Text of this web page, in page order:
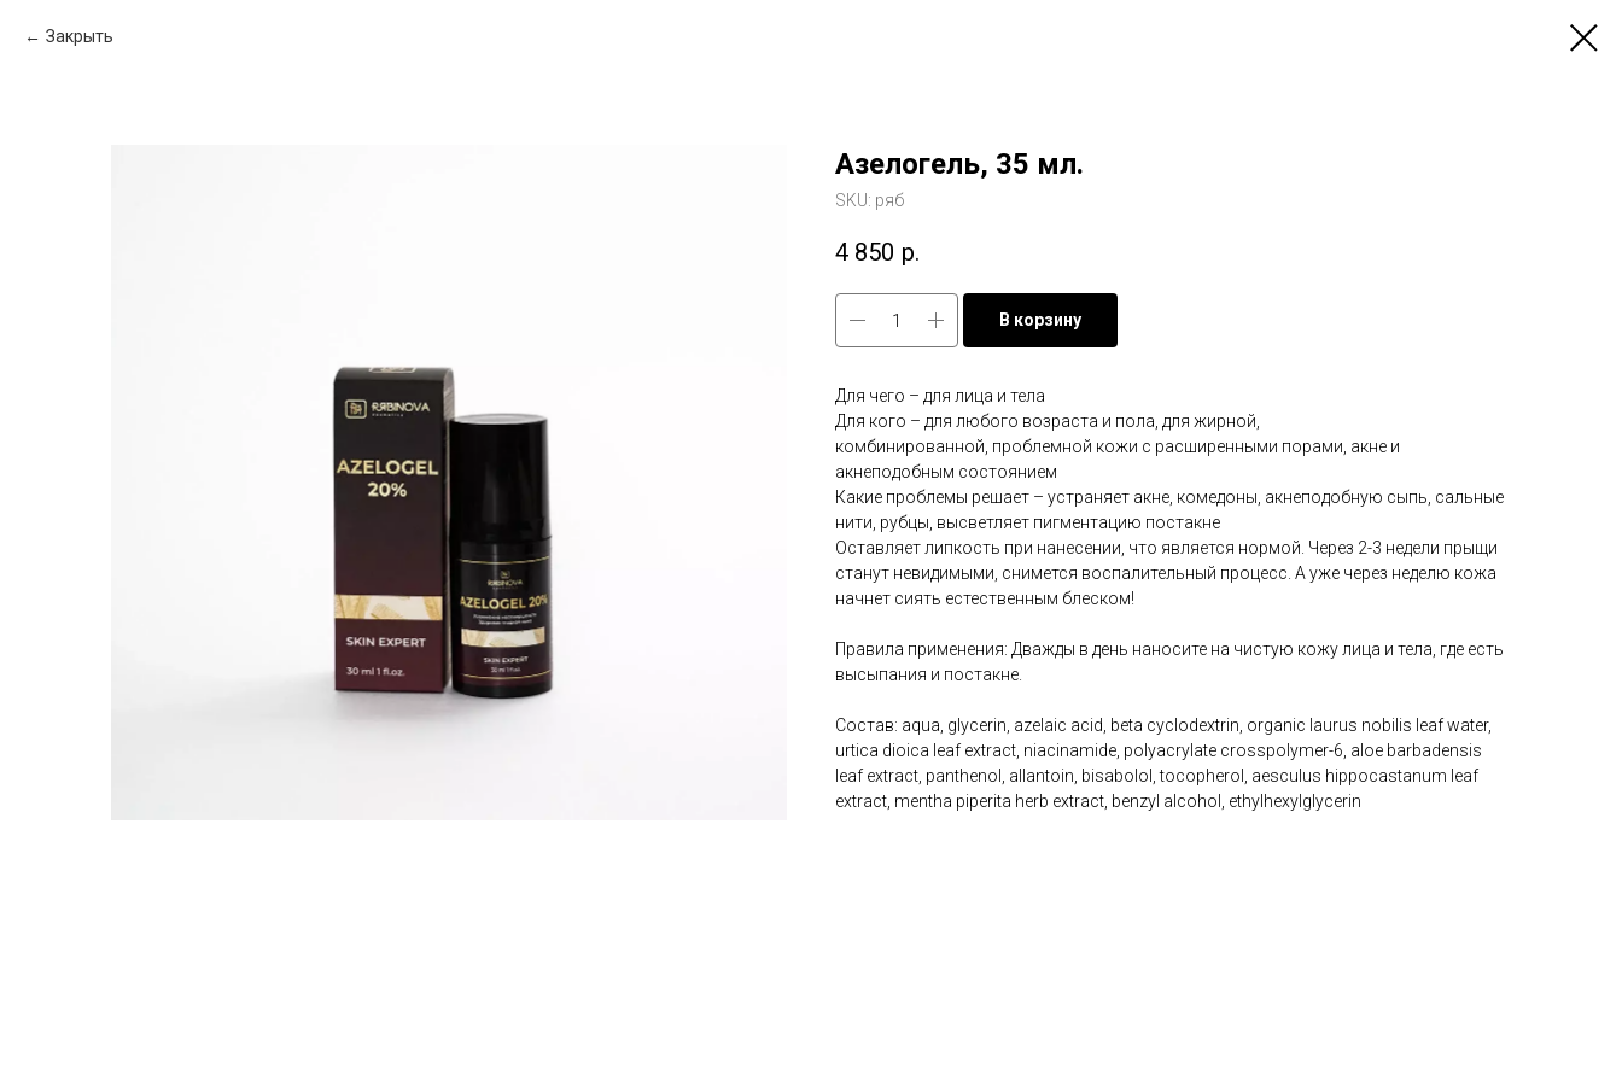
Закрыть
Азелогель, 35 мл.
SKU: ряб
4 850 р.
В корзину
Для чего – для лица и тела
Для кого – для любого возраста и пола, для жирной,
комбинированной, проблемной кожи с расширенными порами, акне и
акнеподобным состоянием
Какие проблемы решает – устраняет акне, комедоны, акнеподобную сыпь, сальные
нити, рубцы, высветляет пигментацию постакне
Оставляет липкость при нанесении, что является нормой. Через 2-3 недели прыщи
станут невидимыми, снимется воспалительный процесс. А уже через неделю кожа
начнет сиять естественным блеском!
Правила применения: Дважды в день наносите на чистую кожу лица и тела, где есть
высыпания и постакне.
Состав: aqua, glycerin, azelaic acid, beta cyclodextrin, organic laurus nobilis leaf water,
urtica dioica leaf extract, niacinamide, polyacrylate crosspolymer-6, aloe barbadensis
leaf extract, panthenol, allantoin, bisabolol, tocopherol, aesculus hippocastanum leaf
extract, mentha piperita herb extract, benzyl alcohol, ethylhexylglycerin